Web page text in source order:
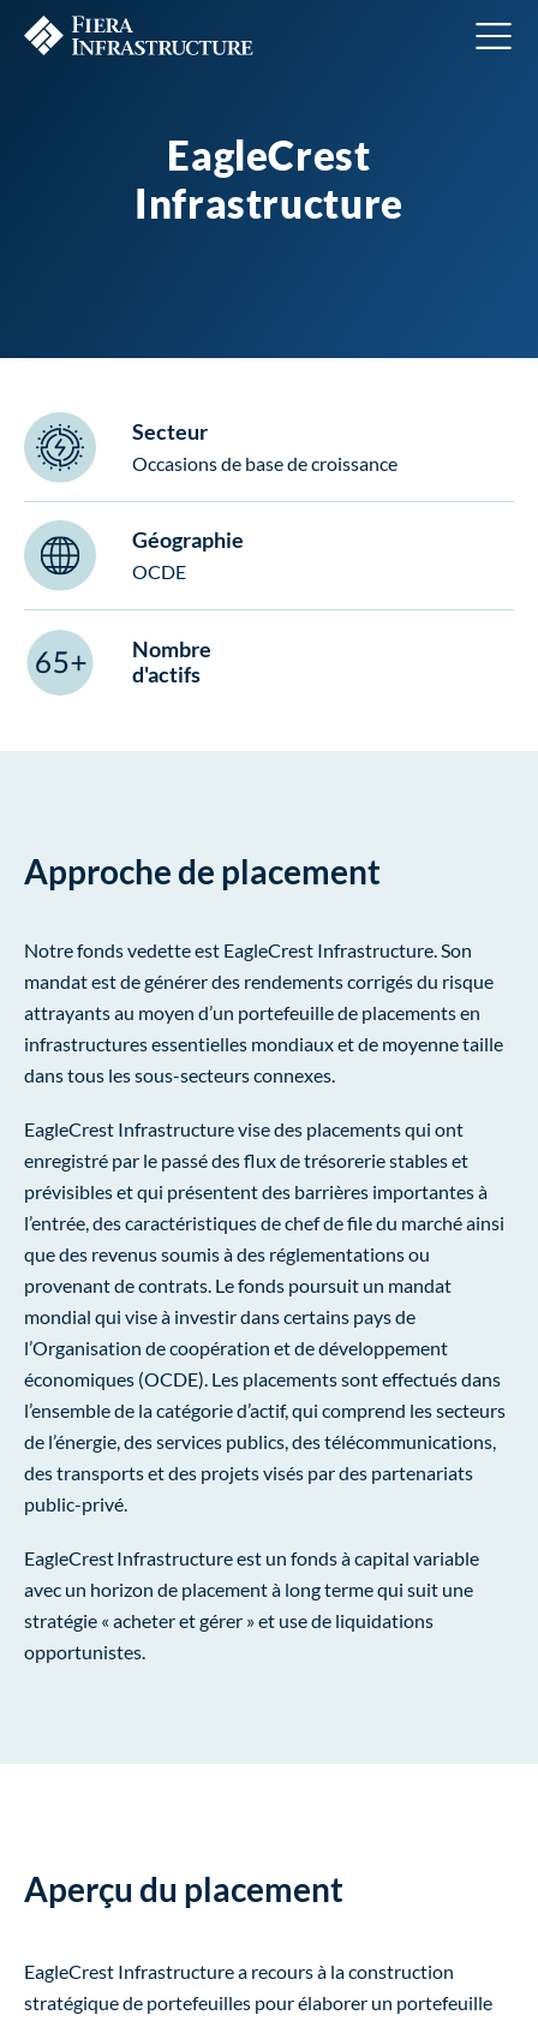
EagleCrest
Infrastructure
Secteur
Occasions de base de croissance
Géographie
OCDE
Nombre
d'actifs
Approche de placement
Notre fonds vedette est EagleCrest Infrastructure. Son
mandat est de générer des rendements corrigés du risque
attrayants au moyen d’un portefeuille de placements en
infrastructures essentielles mondiaux et de moyenne taille
dans tous les sous-secteurs connexes.
EagleCrest Infrastructure vise des placements qui ont
enregistré par le passé des flux de trésorerie stables et
prévisibles et qui présentent des barrières importantes à
l’entrée, des caractéristiques de chef de file du marché ainsi
que des revenus soumis à des réglementations ou
provenant de contrats. Le fonds poursuit un mandat
mondial qui vise à investir dans certains pays de
l’Organisation de coopération et de développement
économiques (OCDE). Les placements sont effectués dans
l’ensemble de la catégorie d’actif, qui comprend les secteurs
de l’énergie, des services publics, des télécommunications,
des transports et des projets visés par des partenariats
public-privé.
EagleCrest Infrastructure est un fonds à capital variable
avec un horizon de placement à long terme qui suit une
stratégie « acheter et gérer » et use de liquidations
opportunistes.
Aperçu du placement
EagleCrest Infrastructure a recours à la construction
stratégique de portefeuilles pour élaborer un portefeuille